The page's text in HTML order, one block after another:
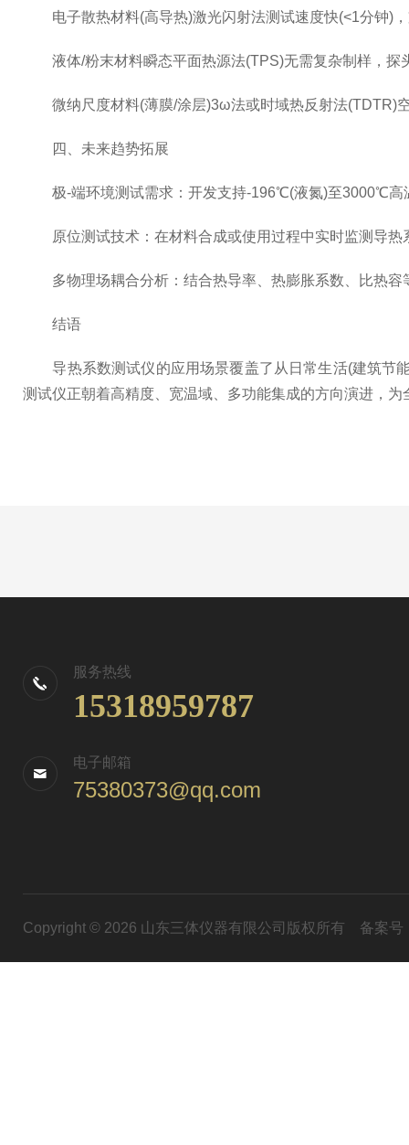
电子散热材料(高导热)激光闪射法测试速度快(<1分钟)
液体/粉末材料瞬态平面热源法(TPS)无需复杂制样，探
微纳尺度材料(薄膜/涂层)3ω法或时域热反射法(TDTR)
四、未来趋势拓展
极-端环境测试需求：开发支持-196℃(液氮)至3000℃高
原位测试技术：在材料合成或使用过程中实时监测导热
多物理场耦合分析：结合热导率、热膨胀系数、比热容
结语
导热系数测试仪的应用场景覆盖了从日常生活(建筑节能
测试仪正朝着高精度、宽温域、多功能集成的方向演进，
服务热线
15318959787
电子邮箱
75380373@qq.com
Copyright © 2026 山东三体仪器有限公司版权所有 备案号